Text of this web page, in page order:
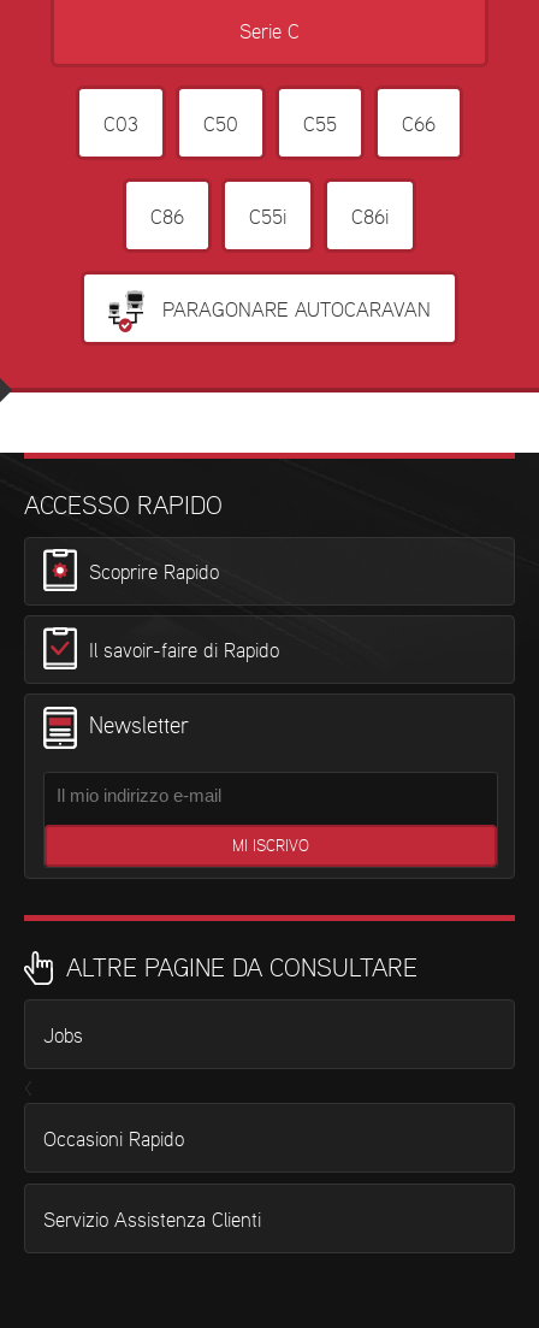
Serie C
C03 C50 C55 C66
C86 C55i C86i
PARAGONARE AUTOCARAVAN
ACCESSO RAPIDO
Scoprire Rapido
Il savoir-faire di Rapido
Newsletter
ALTRE PAGINE DA CONSULTARE
Jobs
<
Occasioni Rapido
Servizio Assistenza Clienti